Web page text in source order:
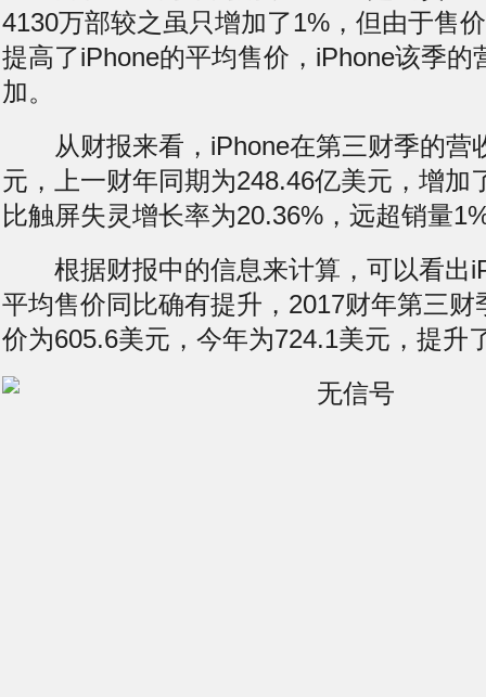
4130万部较之虽只增加了1%，但由于售
提高了iPhone的平均售价，iPhone该季的
加。
从财报来看，iPhone在第三财季的营
元，上一财年同期为248.46亿美元，增加
比触屏失灵增长率为20.36%，远超销量
根据财报中的信息来计算，可以看出
平均售价同比确有提升，2017财年第三财
价为605.6美元，今年为724.1美元，提升